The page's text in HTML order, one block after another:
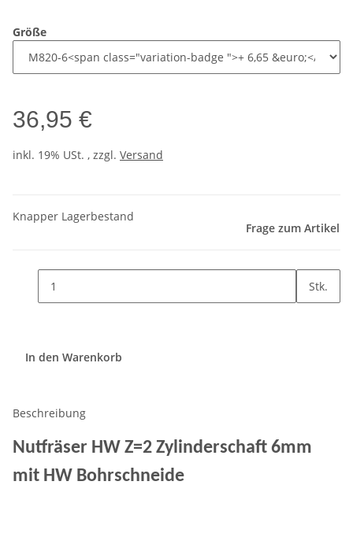
Größe
36,95 €
inkl. 19% USt. , zzgl. Versand
Knapper Lagerbestand
Frage zum Artikel
Stk.
In den Warenkorb
Beschreibung
Nutfräser HW Z=2 Zylinderschaft 6mm
mit HW Bohrschneide